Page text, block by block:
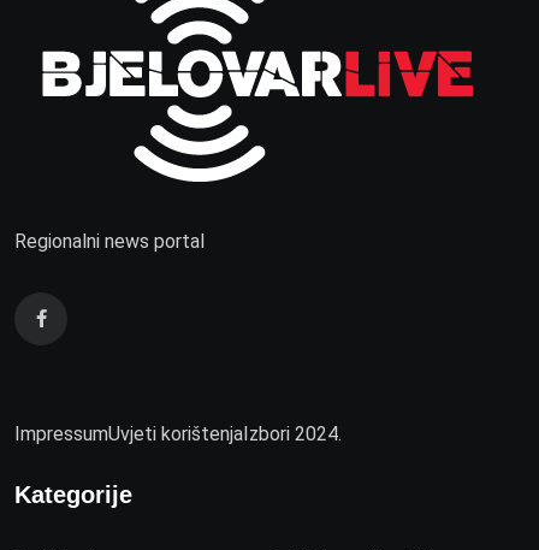
Regionalni news portal
ImpressumUvjeti korištenjaIzbori 2024.
Kategorije